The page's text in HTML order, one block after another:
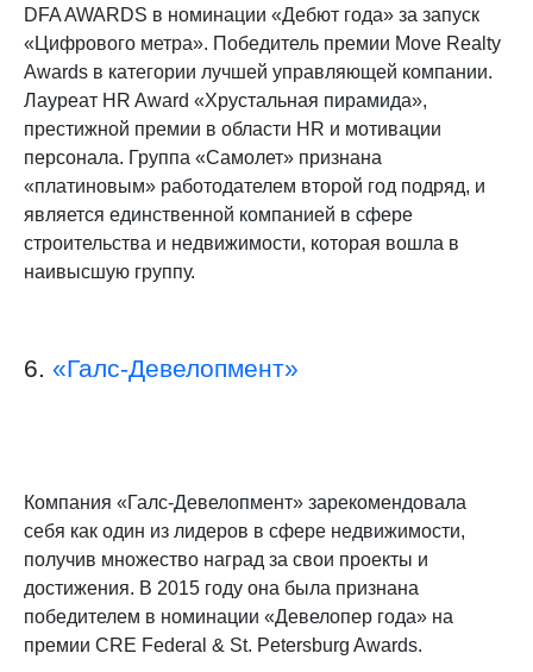
DFA AWARDS в номинации «Дебют года» за запуск
«Цифрового метра». Победитель премии Move Realty
Awards в категории лучшей управляющей компании.
Лауреат HR Award «Хрустальная пирамида»,
престижной премии в области HR и мотивации
персонала. Группа «Самолет» признана
«платиновым» работодателем второй год подряд, и
является единственной компанией в сфере
строительства и недвижимости, которая вошла в
наивысшую группу.
6. «Галс-Девелопмент»
Компания «Галс-Девелопмент» зарекомендовала
себя как один из лидеров в сфере недвижимости,
получив множество наград за свои проекты и
достижения. В 2015 году она была признана
победителем в номинации «Девелопер года» на
премии CRE Federal & St. Petersburg Awards.